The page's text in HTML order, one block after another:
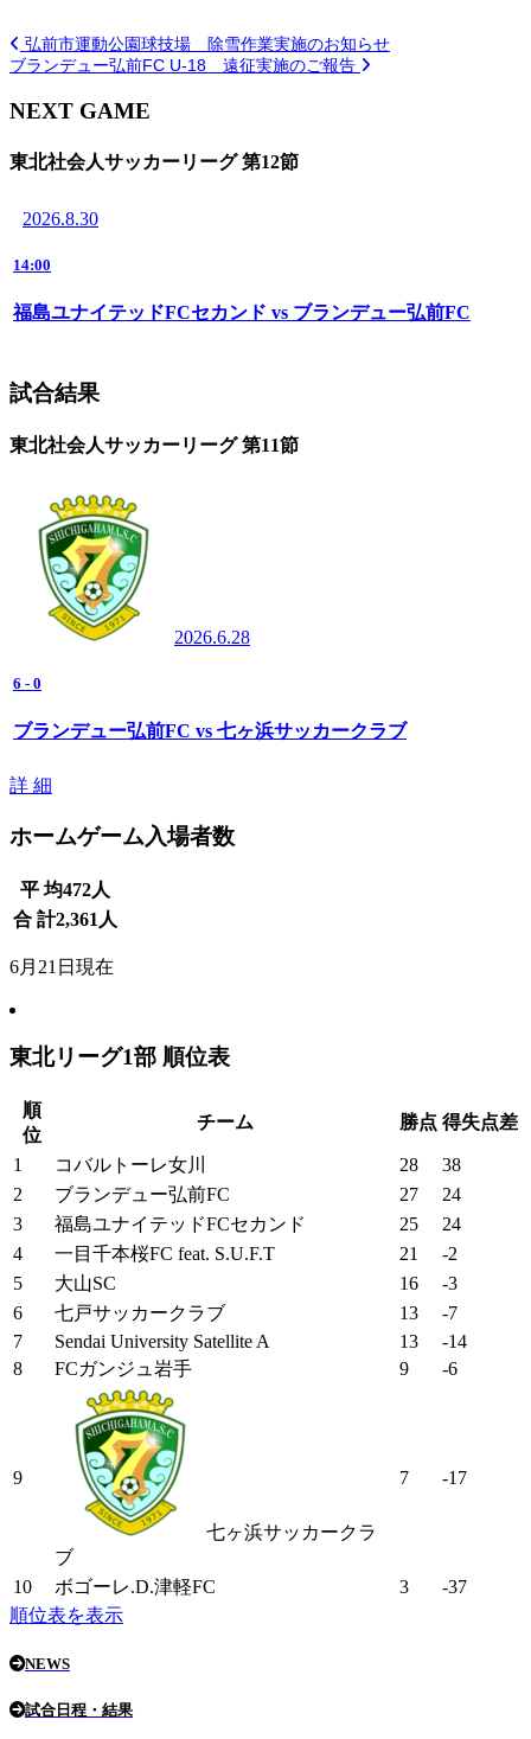
弘前市運動公園球技場 除雪作業実施のお知らせ
ブランデュー弘前FC U-18 遠征実施のご報告
NEXT GAME
東北社会人サッカーリーグ 第12節
2026.8.30
14:00
福島ユナイテッドFCセカンド vs ブランデュー弘前FC
試合結果
東北社会人サッカーリーグ 第11節
2026.6.28
6 - 0
ブランデュー弘前FC vs 七ヶ浜サッカークラブ
詳 細
ホームゲーム入場者数
平 均472人
合 計2,361 人
6月21日現在
東北リーグ1部 順位表
順
位
チーム 勝点 得失点差
1 コバルトーレ女川 28
38
2
ブランデュー弘前FC 27
24
3
福島ユナイテッドFCセカンド 25
24
4
一目千本桜FC feat. S.U.F.T 21
-2
5
大山SC 16
-3
6
七戸サッカークラブ 13
-7
7
Sendai University Satellite A 13
-14
8
FCガンジュ岩手 9 -6
9
七ヶ浜サッカークラ
ブ
7 -17
10 ボゴーレ.D.津軽FC 3
-37
順位表を表示
NEWS
試合日程・結果